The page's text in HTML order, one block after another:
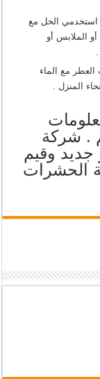
استخدمي الخل مع
الملابس أو
مع الماء
المنزل .
. شركة
جديد وقيم
الحشرات